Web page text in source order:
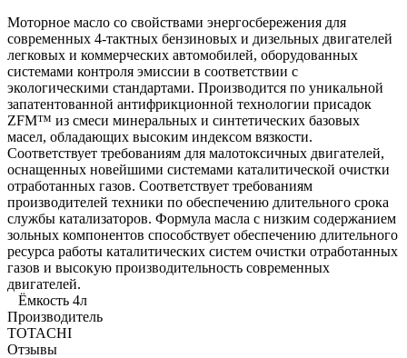
Моторное масло со свойствами энергосбережения для
современных 4-тактных бензиновых и дизельных двигателей
легковых и коммерческих автомобилей, оборудованных
системами контроля эмиссии в соответствии с
экологическими стандартами. Производится по уникальной
запатентованной антифрикционной технологии присадок
ZFM™ из смеси минеральных и синтетических базовых
масел, обладающих высоким индексом вязкости.
Соответствует требованиям для малотоксичных двигателей,
оснащенных новейшими системами каталитической очистки
отработанных газов. Соответствует требованиям
производителей техники по обеспечению длительного срока
службы катализаторов. Формула масла с низким содержанием
зольных компонентов способствует обеспечению длительного
ресурса работы каталитических систем очистки отработанных
газов и высокую производительность современных
двигателей.
Ёмкость 4л
Производитель
TOTACHI
Отзывы